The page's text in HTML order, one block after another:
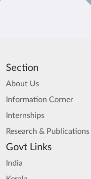
Section
About Us
Information Corner
Internships
Research & Publications
Govt Links
India